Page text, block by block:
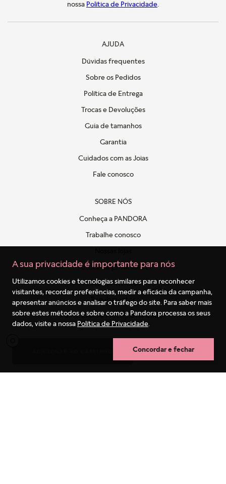
A sua privacidade é importante para nós
Utilizamos cookies e tecnologias similares para reconhecer
visitantes, recordar preferências, medir a eficácia da campanha,
apresentar anúncios e analisar o tráfego do site. Para saber mais
sobre estes métodos e sobre como a Pandora processa os seus
dados, visite a nossa Política de Privacidade
Concordar e fechar